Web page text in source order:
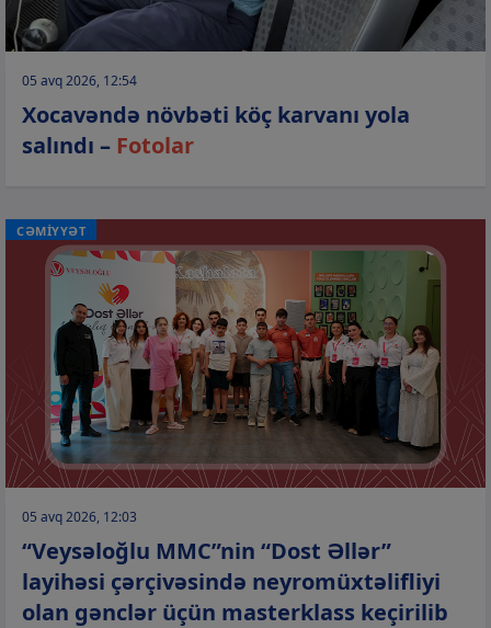
05 avq 2026, 12:54
Xocavəndə növbəti köç karvanı yola
salındı – Fotolar
CƏMİYYƏT
05 avq 2026, 12:03
“Veysəloğlu MMC”nin “Dost Əllər”
layihəsi çərçivəsində neyromüxtəlifliyi
olan gənclər üçün masterklass keçirilib